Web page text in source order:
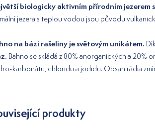
biologicky aktivním přírodním jezerem
jezera s teplou vodou jsou původu
na bázi rašeliny je světovým unikátem.
Bahno se skládá z 80% anorganických a 20%
karbonátu, chloridu a jodidu. Obsah rádia
produkty